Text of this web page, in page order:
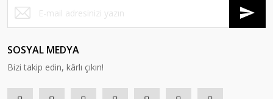
SOSYAL MEDYA
Bizi takip edin, kârlı çıkın!